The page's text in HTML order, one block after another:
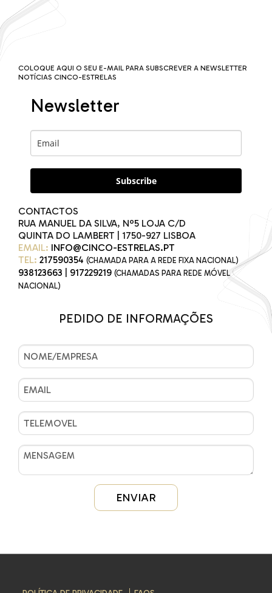
COLOQUE AQUI O SEU E-MAIL PARA SUBSCREVER A NEWSLETTER
NOTÍCIAS CINCO-ESTRELAS
Newsletter
Subscribe
CONTACTOS
RUA MANUEL DA SILVA, Nº5 LOJA C/D
QUINTA DO LAMBERT | 1750-927 LISBOA
EMAIL: INFO@CINCO-ESTRELAS.PT
TEL: 217590354 (CHAMADA PARA A REDE FIXA NACIONAL)
938123663 917229219 (CHAMADAS PARA REDE MÓVEL
NACIONAL)
PEDIDO DE INFORMAÇÕES